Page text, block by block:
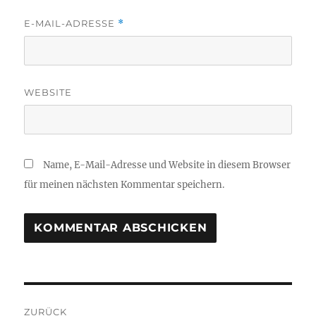
E-MAIL-ADRESSE *
WEBSITE
Name, E-Mail-Adresse und Website in diesem Browser
für meinen nächsten Kommentar speichern.
ZURÜCK